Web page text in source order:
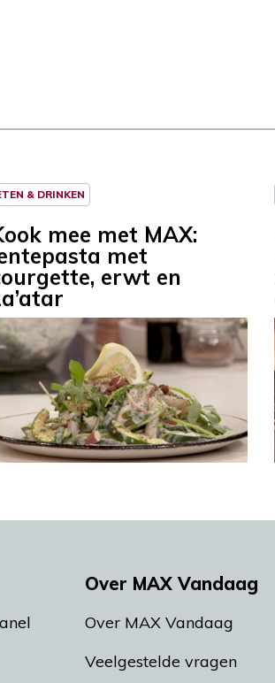
& DRINKEN
mee met MAX:
met
erwt en
Over MAX Vandaag
Over MAX Vandaag
Veelgestelde vragen